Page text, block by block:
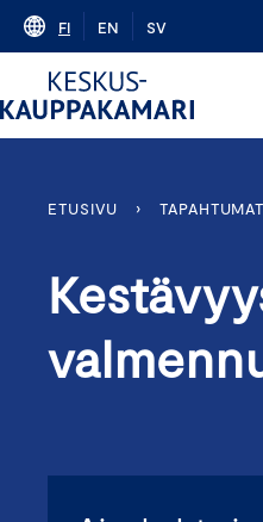
Skip
content
FI EN SV
ETUSIVU ›